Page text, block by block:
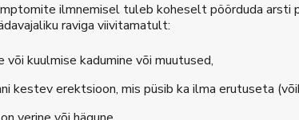
ilmnemisel tuleb koheselt pöörduda arsti
raviga viivitamatult:
või kuulmise kadumine või muutused,
kestev erektsioon, mis püsib ka ilma erutuseta